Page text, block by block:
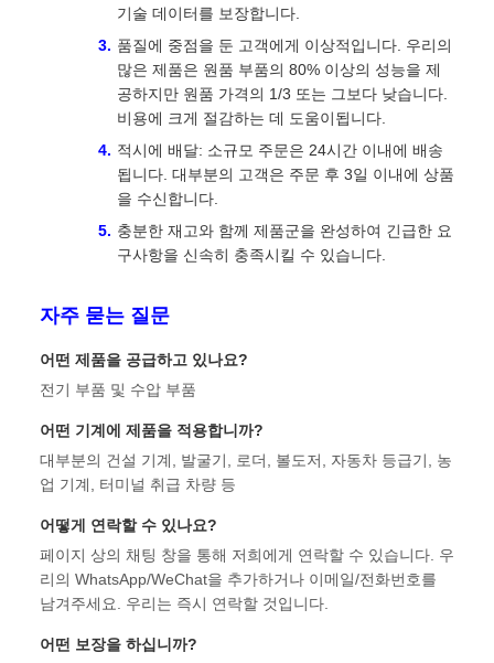
기술 데이터를 보장합니다.
품질에 중점을 둔 고객에게 이상적입니다. 우리의
많은 제품은 원품 부품의 80% 이상의 성능을 제
공하지만 원품 가격의 1/3 또는 그보다 낮습니다.
비용에 크게 절감하는 데 도움이됩니다.
적시에 배달: 소규모 주문은 24시간 이내에 배송
됩니다. 대부분의 고객은 주문 후 3일 이내에 상품
을 수신합니다.
충분한 재고와 함께 제품군을 완성하여 긴급한 요
구사항을 신속히 충족시킬 수 있습니다.
자주 묻는 질문
어떤 제품을 공급하고 있나요?
전기 부품 및 수압 부품
어떤 기계에 제품을 적용합니까?
대부분의 건설 기계, 발굴기, 로더, 볼도저, 자동차 등급기, 농
업 기계, 터미널 취급 차량 등
어떻게 연락할 수 있나요?
페이지 상의 채팅 창을 통해 저희에게 연락할 수 있습니다. 우
리의 WhatsApp/WeChat을 추가하거나 이메일/전화번호를
남겨주세요. 우리는 즉시 연락할 것입니다.
어떤 보장을 하십니까?